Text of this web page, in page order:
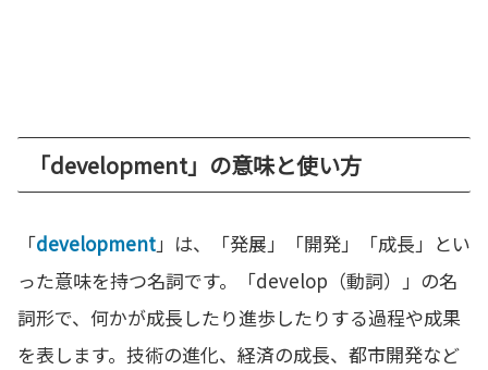
「development」の意味と使い方
「development」は、「発展」「開発」「成長」とい
った意味を持つ名詞です。「develop（動詞）」の名
詞形で、何かが成長したり進歩したりする過程や成果
を表します。技術の進化、経済の成長、都市開発など